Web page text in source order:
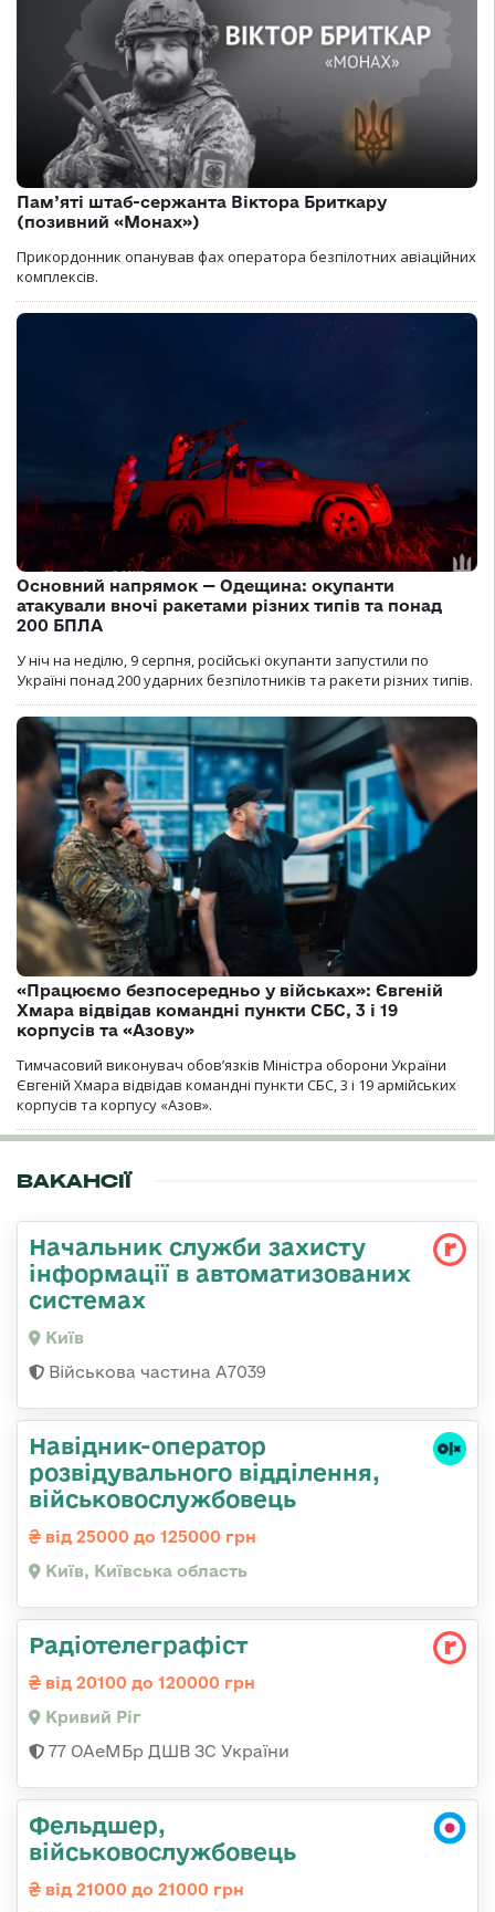
Пам’яті штаб-сержанта Віктора Бриткару
(позивний «Монах»)
Прикордонник опанував фах оператора безпілотних авіаційних
комплексів.
Основний напрямок — Одещина: окупанти
атакували вночі ракетами різних типів та понад
200 БПЛА
У ніч на неділю, 9 серпня, російські окупанти запустили по
Україні понад 200 ударних безпілотників та ракети різних типів.
«Працюємо безпосередньо у військах»: Євгеній
Хмара відвідав командні пункти СБС, 3 і 19
корпусів та «Азову»
Тимчасовий виконувач обов’язків Міністра оборони України
Євгеній Хмара відвідав командні пункти СБС, 3 і 19 армійських
корпусів та корпусу «Азов».
ВАКАНСІЇ
Начальник служби захисту
інформації в автоматизованих
системах
Київ
Військова частина А7039
Навідник-оператор
розвідувального відділення,
військовослужбовець
від 25000 до 125000 грн
Київ, Київська область
Радіотелеграфіст
від 20100 до 120000 грн
Кривий Ріг
77 ОАеМБр ДШВ ЗС України
Фельдшер,
військовослужбовець
від 21000 до 21000 грн